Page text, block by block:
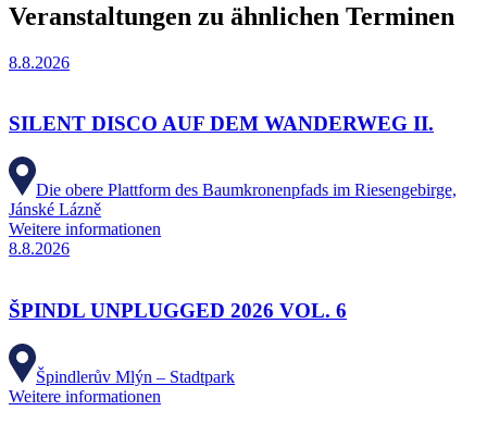
Veranstaltungen zu ähnlichen Terminen
8.8.2026
SILENT DISCO AUF DEM WANDERWEG II.
Die obere Plattform des Baumkronenpfads im Riesengebirge,
Jánské Lázně
Weitere informationen
8.8.2026
ŠPINDL UNPLUGGED 2026 VOL. 6
Špindlerův Mlýn – Stadtpark
Weitere informationen